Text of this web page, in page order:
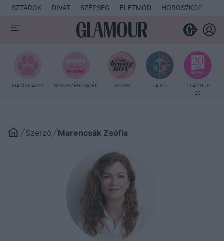
SZTÁROK DIVAT SZÉPSÉG ÉLETMÓD HOROSZKÓP
MANCSPARTY NYEREMÉNYJÁTÉK SYOSS TAROT
GLAMOUR
20
Szerző Marencsák Zsófia